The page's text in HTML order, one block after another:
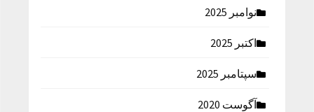
نوامبر 2025
اکتبر 2025
سپتامبر 2025
آگوست 2020